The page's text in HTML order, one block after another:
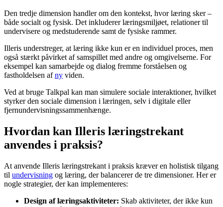
Den tredje dimension handler om den kontekst, hvor læring sker –
både socialt og fysisk. Det inkluderer læringsmiljøet, relationer til
undervisere og medstuderende samt de fysiske rammer.
Illeris understreger, at læring ikke kun er en individuel proces, men
også stærkt påvirket af samspillet med andre og omgivelserne. For
eksempel kan samarbejde og dialog fremme forståelsen og
fastholdelsen afny viden.
Ved at bruge Talkpal kan man simulere sociale interaktioner, hvilket
styrker den sociale dimension i læringen, selv i digitale eller
fjernundervisningssammenhænge.
Hvordan kan Illeris læringstrekant
anvendes i praksis?
At anvende Illeris læringstrekant i praksis kræver en holistisk tilgang
til undervisning og læring, der balancerer de tre dimensioner. Her er
nogle strategier, der kan implementeres:
Design af læringsaktiviteter: Skab aktiviteter, der ikke kun